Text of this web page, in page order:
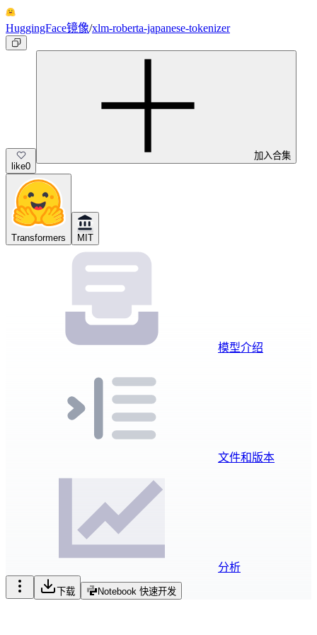
HuggingFace镜像/xlm-roberta-japanese-tokenizer
like0
加入合集
Transformers MIT
模型介绍
文件和版本
分析
下载 Notebook 快速开发